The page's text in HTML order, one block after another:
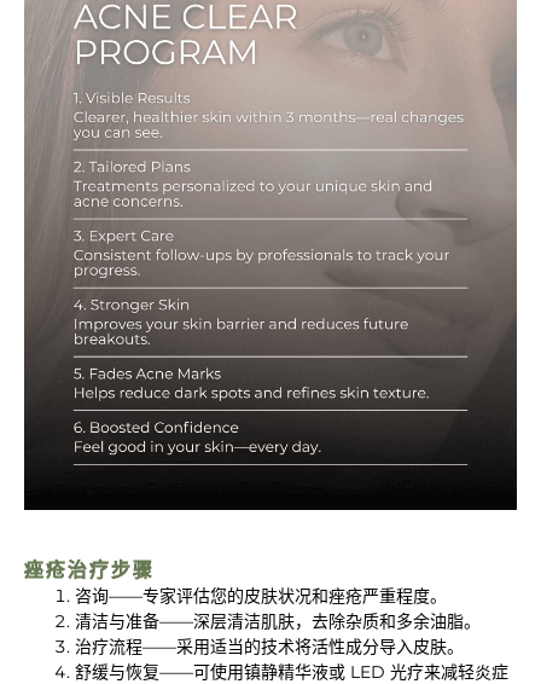
痤疮治疗步骤
咨询——专家评估您的皮肤状况和痤疮严重程度。
清洁与准备——深层清洁肌肤，去除杂质和多余油脂。
治疗流程——采用适当的技术将活性成分导入皮肤。
舒缓与恢复——可使用镇静精华液或 LED 光疗来减轻炎症